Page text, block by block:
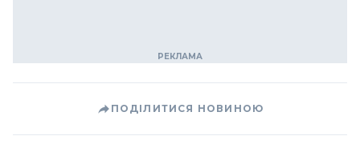
ПОДІЛИТИСЯ НОВИНОЮ